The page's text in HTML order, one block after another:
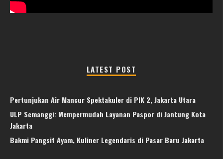
LATEST POST
Pertunjukan Air Mancur Spektakuler di PIK 2, Jakarta Utara
ULP Semanggi: Mempermudah Layanan Paspor di Jantung Kota
Jakarta
Bakmi Pangsit Ayam, Kuliner Legendaris di Pasar Baru Jakarta